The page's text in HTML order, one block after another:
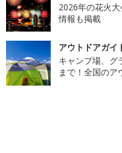
2026年の花火
情報も掲載
アウトドアガイ
キャンプ場、グ
まで！全国のア